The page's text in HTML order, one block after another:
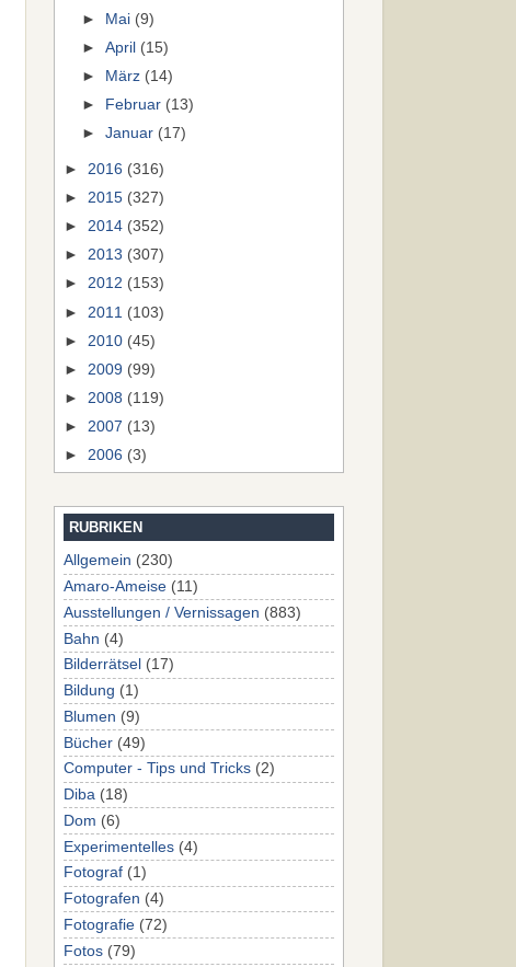
► Mai (9)
►April (15)
►
März (14)
►
Februar (13)
►Januar (17)
► 2016 (316)
► 2015 (327)
► 2014 (352)
► 2013 (307)
► 2012 (153)
► 2011 (103)
► 2010 (45)
► 2009 (99)
► 2008 (119)
► 2007 (13)
► 2006 (3)
RUBRIKEN
Allgemein (230)
Amaro-Ameise (11)
Ausstellungen / Vernissagen (883)
Bahn (4)
Bilderrätsel (17)
Bildung (1)
Blumen (9)
Bücher (49)
Computer - Tips und Tricks (2)
Diba (18)
Dom (6)
Experimentelles (4)
Fotograf (1)
Fotografen (4)
Fotografie (72)
Fotos (79)